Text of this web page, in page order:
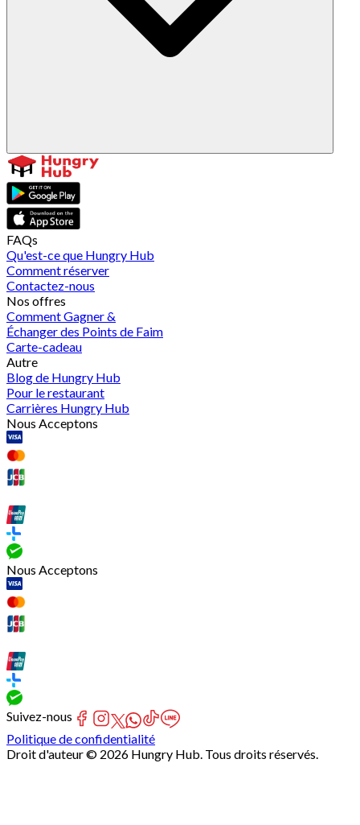
FAQs
Qu'est-ce que Hungry Hub
Comment réserver
Contactez-nous
Nos offres
Comment Gagner &
Échanger des Points de Faim
Carte-cadeau
Autre
Blog de Hungry Hub
Pour le restaurant
Carrières Hungry Hub
Nous Acceptons
Nous Acceptons
Suivez-nous
Politique de confidentialité
Droit d'auteur © 2026 Hungry Hub. Tous droits réservés.